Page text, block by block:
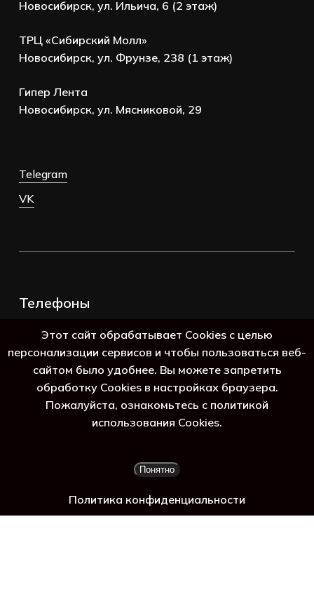
Просмотр корзины
Новосибирск, ул. Ильича, 6 (2 этаж)
ТРЦ «Сибирский Молл»
Новосибирск, ул. Фрунзе, 238 (1 этаж)
Гипер Лента
Новосибирск, ул. Мясниковой, 29
Telegram
VK
Телефоны
8 (800) 250-69-39
Этот сайт обрабатывает Cookies с целью
персонализации сервисов и чтобы пользоваться веб-
сайтом было удобнее. Вы можете запретить
обработку Cookies в настройках браузера.
Пожалуйста, ознакомьтесь с политикой
использования Cookies.
Понятно
Политика конфиденциальности